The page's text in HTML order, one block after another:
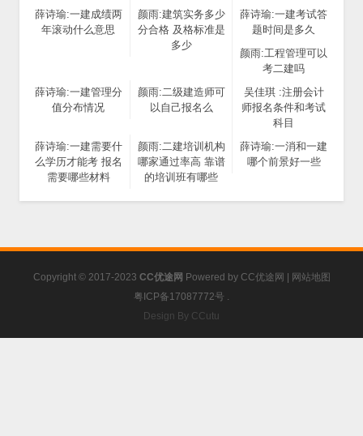
薛诗瑜:一建成绩两
年滚动什么意思
颜雨:建筑实务多少
分合格 及格标准是
多少
薛诗瑜:一建考试答
题时间是多久
颜雨:工程管理可以
考二建吗
薛诗瑜:一建管理分
值分布情况
颜雨:二级建造师可
以自己报名么
吴佳琪 :注册会计
师报名条件和考试
科目
薛诗瑜:一建需要什
么学历才能考 报名
需要哪些材料
颜雨:二建培训机构
哪家通过率高 靠谱
的培训班有哪些
薛诗瑜:一消和一建
哪个前景好一些
Copyright © 2017-2023 CC优途网 Powered by CC优途网 | 网站地图
粤ICP备17087772号
Design By CCutu